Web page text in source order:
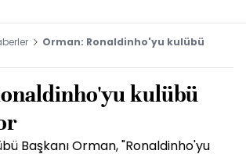
Orman: Ronaldinho'yu kulübü
kulübü
Başkanı Orman, "Ronaldinho'yu